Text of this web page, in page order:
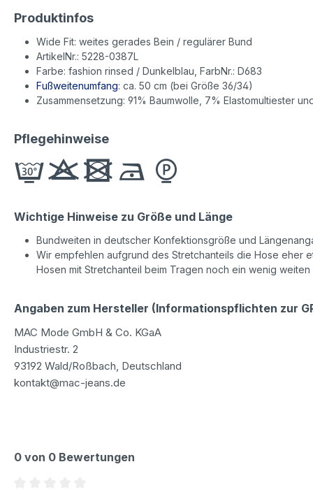
Produktinfos
Wide Fit: weites gerades Bein / regulärer Bund
ArtikelNr.: 5228-0387L
Farbe: fashion rinsed / Dunkelblau, FarbNr.: D683
Fußweitenumfang: ca. 50 cm (bei Größe 36/34)
Zusammensetzung: 91% Baumwolle, 7% Elastomultiester
Pflegehinweise
Wichtige Hinweise zu Größe und Länge
Bundweiten in deutscher Konfektionsgröße und
Wir empfehlen aufgrund des Stretchanteils die Hose eher
Hosen mit Stretchanteil beim Tragen noch ein wenig
Angaben zum Hersteller (Informationspflichten zur
MAC Mode GmbH & Co. KGaA
Industriestr. 2
93192 Wald/Roßbach, Deutschland
kontakt@mac-jeans.de
0 von 0 Bewertungen